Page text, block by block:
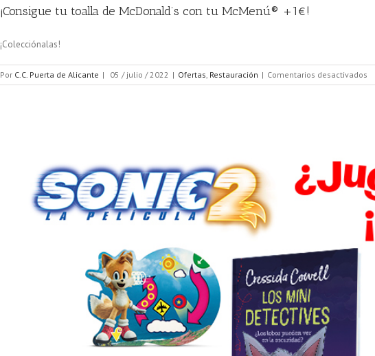
¡Consigue tu toalla de McDonald’s con tu McMenú® +1€!
¡Colecciónalas!
Por C.C. Puerta de Alicante | 05 / julio / 2022 | Ofertas, Restauración | Comentarios desactivados